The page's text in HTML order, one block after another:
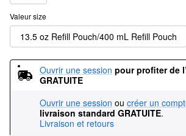
Valeur size
13.5 oz Refill Pouch/400 mL Refill Pouch
Ouvrir une session pour profiter de
GRATUITE
Ouvrir une session ou créer un
livraison standard GRATUITE.
Livraison et retours